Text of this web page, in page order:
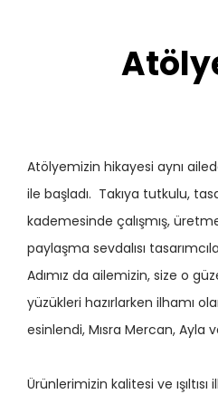
Atölyemizin hikayesi aynı
ile başladı. Takıya tutkulu,
kademesinde çalışmış,
paylaşma sevdalısı
Adımız da ailemizin, size o
yüzükleri hazırlarken ilhamı
esinlendi, Mısra Mercan, Ayla
Ürünlerimizin kalitesi ve